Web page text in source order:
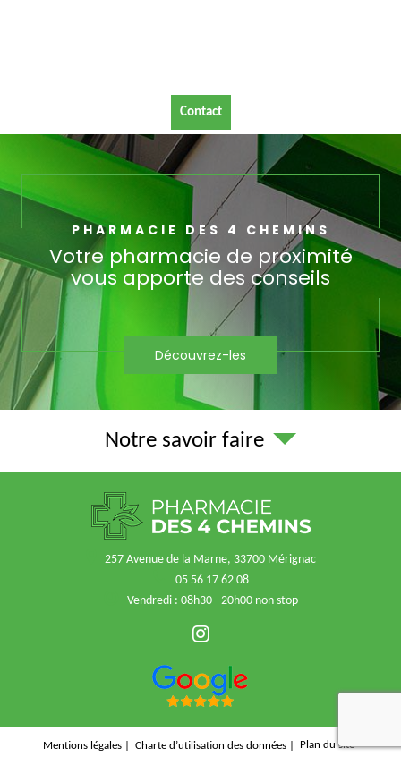
Contact
PHARMACIE DES 4 CHEMINS
Votre pharmacie de proximité
vous apporte des conseils
Découvrez-les
Notre savoir faire
257 Avenue de la Marne, 33700 Mérignac
05 56 17 62 08
Vendredi : 08h30 - 20h00 non stop
Mentions légales Charte d’utilisation des données Plan du site